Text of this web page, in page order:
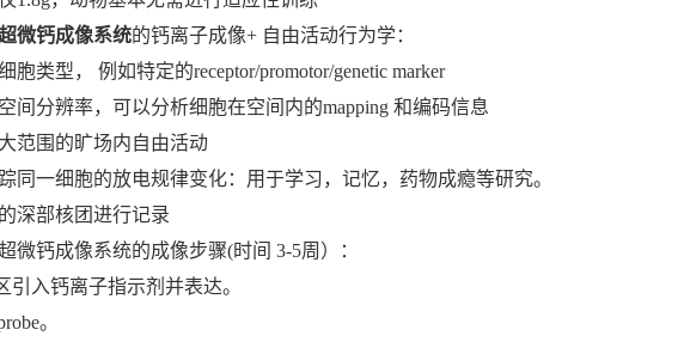
微钙成像系统的钙离子成像+ 自由活动行为学：
类型， 例如特定的receptor/promotor/genetic marker
分辨率，可以分析细胞在空间内的mapping 和编码信息
围的旷场内自由活动
一细胞的放电规律变化：用于学习，记忆，药物成瘾等研究。
部核团进行记录
钙成像系统的成像步骤(时间 3-5周）：
入钙离子指示剂并表达。
。